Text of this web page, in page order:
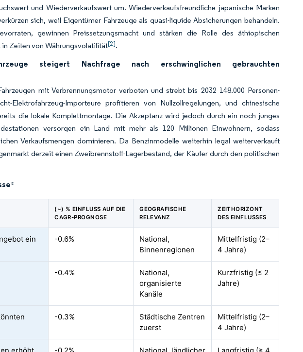
und Wiederverkaufswert um. Wiederverkaufsfreundliche japanische Marken
sich, weil Eigentümer Fahrzeuge als quasi-liquide Absicherungen behandeln.
gewinnen Preissetzungsmacht und stärken die Rolle des äthiopischen
Zeiten von Währungsvolatilität[2].
steigert Nachfrage nach erschwinglichen gebrauchten
mit Verbrennungsmotor verboten und strebt bis 2032 148.000 Personen-
Elektrofahrzeug-Importeure profitieren von Nullzollregelungen, und chinesische
die lokale Komplettmontage. Die Akzeptanz wird jedoch durch ein noch junges
versorgen ein Land mit mehr als 120 Millionen Einwohnern, sodass
Verkaufsmengen dominieren. Da Benzinmodelle weiterhin legal weiterverkauft
derzeit einen Zweibrennstoff-Lagerbestand, der Käufer durch den politischen
*
(~) % EINFLUSS AUF DIE
CAGR-PROGNOSE
GEOGRAFISCHE
RELEVANZ
ZEITHORIZONT
DES EINFLUSSES
ein -0.6%
National,
Binnenregionen
Mittelfristig (2–
4 Jahre)
-0.4%
National,
organisierte
Kanäle
Kurzfristig (≤ 2
Jahre)
-0.3%
Städtische Zentren
zuerst
Mittelfristig (2–
4 Jahre)